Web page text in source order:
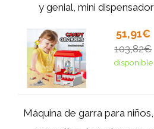
y genial, mini
51,91€
103,82€
disponible
Máquina de garra para